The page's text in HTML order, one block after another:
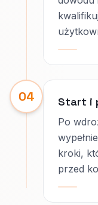
04 Start i
Po
kroki,
przed